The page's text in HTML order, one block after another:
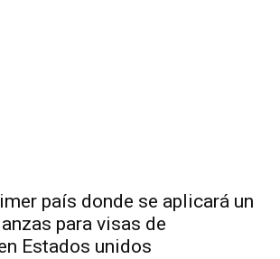
país donde se aplicará un
para visas de
Estados unidos